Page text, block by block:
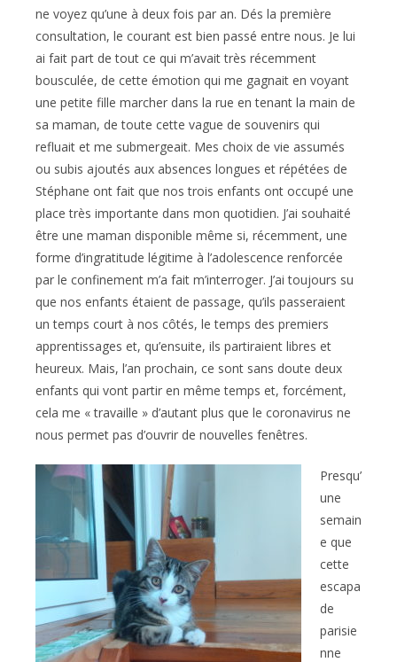
ne voyez qu’une à deux fois par an. Dés la première
consultation, le courant est bien passé entre nous. Je lui
ai fait part de tout ce qui m’avait très récemment
bousculée, de cette émotion qui me gagnait en voyant
une petite fille marcher dans la rue en tenant la main de
sa maman, de toute cette vague de souvenirs qui
refluait et me submergeait. Mes choix de vie assumés
ou subis ajoutés aux absences longues et répétées de
Stéphane ont fait que nos trois enfants ont occupé une
place très importante dans mon quotidien. J’ai souhaité
être une maman disponible même si, récemment, une
forme d’ingratitude légitime à l’adolescence renforcée
par le confinement m’a fait m’interroger. J’ai toujours su
que nos enfants étaient de passage, qu’ils passeraient
un temps court à nos côtés, le temps des premiers
apprentissages et, qu’ensuite, ils partiraient libres et
heureux. Mais, l’an prochain, ce sont sans doute deux
enfants qui vont partir en même temps et, forcément,
cela me « travaille » d’autant plus que le coronavirus ne
nous permet pas d’ouvrir de nouvelles fenêtres.
Presqu’
une
semain
e que
cette
escapa
de
parisie
nne